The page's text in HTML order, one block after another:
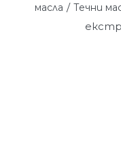
масла / Течни